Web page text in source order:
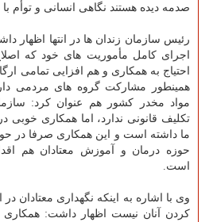
صدمه دیده هستند نگاهی انسانی و توأم
رئیس سازمان زندان ها در انتها اظهار
اجرای کامل مأموریت های خود که
احتیاج به همکاری و هم افزایی تمامی
همینطور مشارکت گروه های مردمی
مواد مخدر کشور هم عنوان کرد:
تکلیف قانونی ندارد، اما همکاری خوبی
ما داشته است و این همکاری صرفا در
حوزه درمان و آموزش معتادان هم
است.
وی با اشاره به اینکه نگهداری معتادان در
کردن آنان نیست اظهار داشت: همکاری